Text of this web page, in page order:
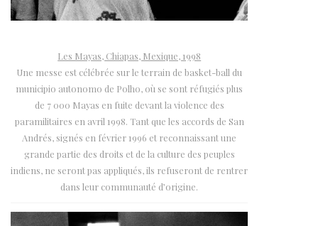
Les Mayas, Chiapas, Mexique, 1998
Une messe est célébrée sur le terrain de basket-ball du
municipio autonomo de Polho, où se sont réfugiés plus
de 7 000 Mayas en fuite devant la violence des
paramilitaires en avril 1998. Tant que les accords de San
Andrés, signés en février 1996 et reconnaissant une
grande partie des droits et de la culture des peuples
indiens, ne seront pas appliqués, ils refuseront de rentrer
dans leur communauté d’origine.